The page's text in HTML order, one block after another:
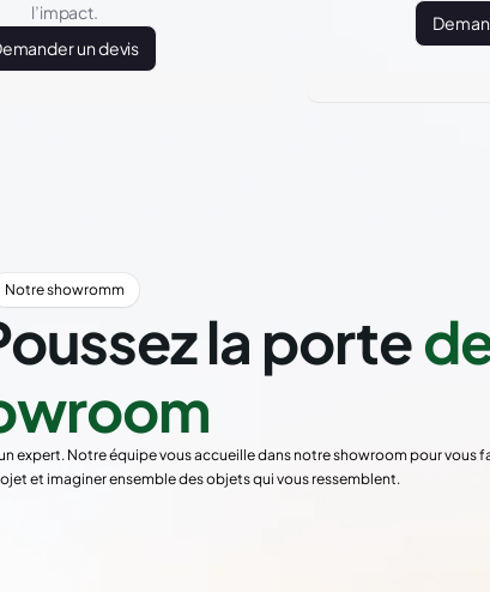
l’impact.
un devis
Notre showromm
la porte
expert. Notre équipe vous accueille dans notre showroom pour vous
et imaginer ensemble des objets qui vous ressemblent.